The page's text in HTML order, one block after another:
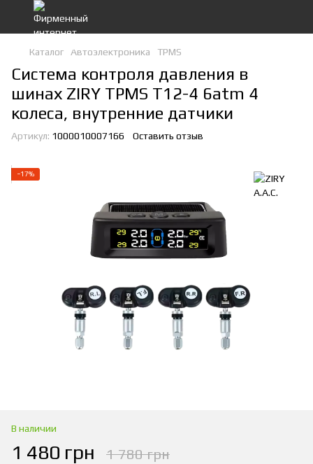
Каталог Автоэлектроника TPMS
Система контроля давления в
шинах ZIRY TPMS T12-4 6atm 4
колеса, внутренние датчики
Артикул: 1000010007166 Оставить отзыв
−17%
В наличии
1 480 грн 1 780 грн